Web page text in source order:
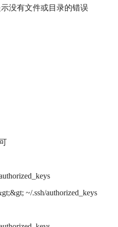
没有文件或目录的错误
~/.ssh/authorized_keys